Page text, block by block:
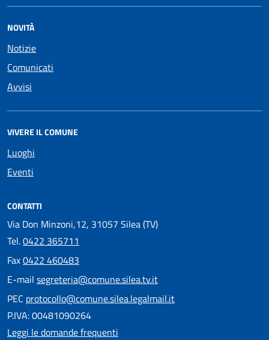
NOVITÀ
Notizie
Comunicati
Avvisi
VIVERE IL COMUNE
Luoghi
Eventi
CONTATTI
Via Don Minzoni,12, 31057 Silea (TV)
Tel.0422 365711
Fax0422 460483
E-mail segreteria@comune.silea.tv.it
PEC protocollo@comune.silea.legalmail.it
P.IVA: 00481090264
Leggi le domande frequenti